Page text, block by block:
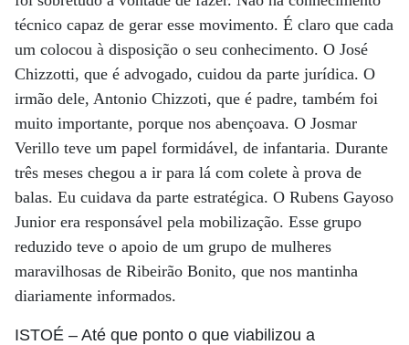
técnico capaz de gerar esse movimento. É claro que cada
um colocou à disposição o seu conhecimento. O José
Chizzotti, que é advogado, cuidou da parte jurídica. O
irmão dele, Antonio Chizzoti, que é padre, também foi
muito importante, porque nos abençoava. O Josmar
Verillo teve um papel formidável, de infantaria. Durante
três meses chegou a ir para lá com colete à prova de
balas. Eu cuidava da parte estratégica. O Rubens Gayoso
Junior era responsável pela mobilização. Esse grupo
reduzido teve o apoio de um grupo de mulheres
maravilhosas de Ribeirão Bonito, que nos mantinha
diariamente informados.
ISTOÉ – Até que ponto o que viabilizou a